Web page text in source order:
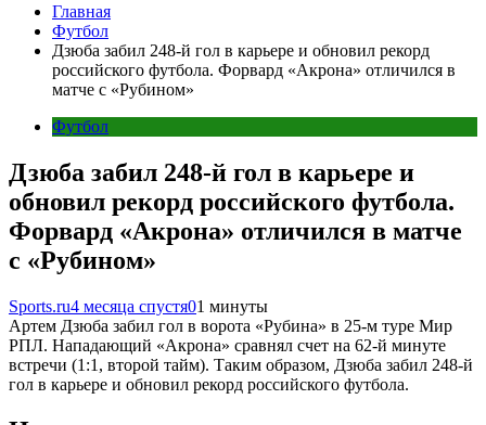
Главная
Футбол
Дзюба забил 248-й гол в карьере и обновил рекорд
российского футбола. Форвард «Акрона» отличился в
матче с «Рубином»
Футбол
Дзюба забил 248-й гол в карьере и
обновил рекорд российского футбола.
Форвард «Акрона» отличился в матче
с «Рубином»
Sports.ru4 месяца спустя01 минуты
Артем Дзюба забил гол в ворота «Рубина» в 25-м туре Мир
РПЛ. Нападающий «Акрона» сравнял счет на 62-й минуте
встречи (1:1, второй тайм). Таким образом, Дзюба забил 248-й
гол в карьере и обновил рекорд российского футбола.